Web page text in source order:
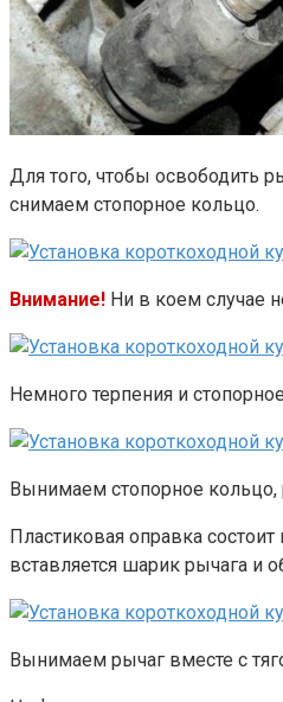
Для того, чтобы освободить
снимаем стопорное кольцо.
Внимание! Ни в коем случае
Немного терпения и
Вынимаем стопорное
Пластиковая оправка
вставляется шарик рычага и
Вынимаем рычаг вместе с